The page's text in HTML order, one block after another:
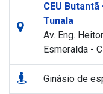
CEU
Tunala
Av. Eng.
Esmeralda -
Ginásio de